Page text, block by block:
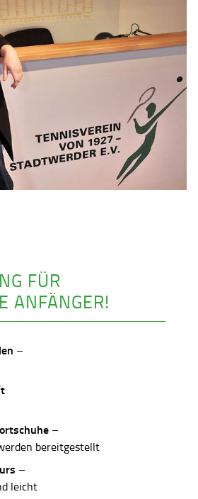
FÜR
ANFÄNGER!
–
–
bereitgestellt
–
leicht